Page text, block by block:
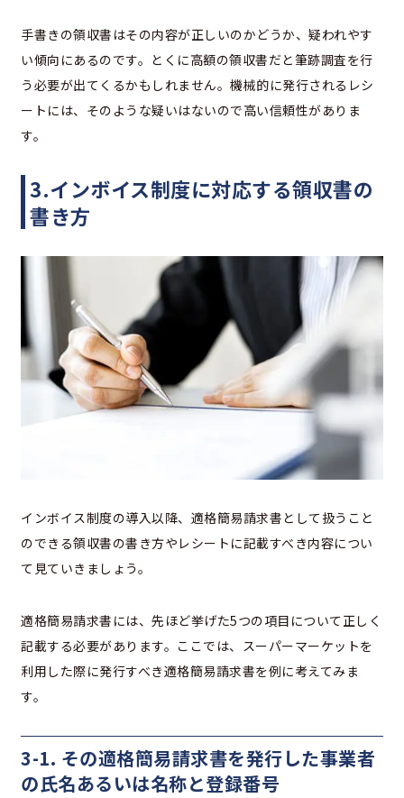
手書きの領収書はその内容が正しいのかどうか、疑われやす
い傾向にあるのです。とくに高額の領収書だと筆跡調査を行
う必要が出てくるかもしれません。機械的に発行されるレシ
ートには、そのような疑いはないので高い信頼性がありま
す。
3.インボイス制度に対応する領収書の
書き方
インボイス制度の導入以降、適格簡易請求書として扱うこと
のできる領収書の書き方やレシートに記載すべき内容につい
て見ていきましょう。
適格簡易請求書には、先ほど挙げた5つの項目について正しく
記載する必要があります。ここでは、スーパーマーケットを
利用した際に発行すべき適格簡易請求書を例に考えてみま
す。
3-1. その適格簡易請求書を発行した事業者
の氏名あるいは名称と登録番号